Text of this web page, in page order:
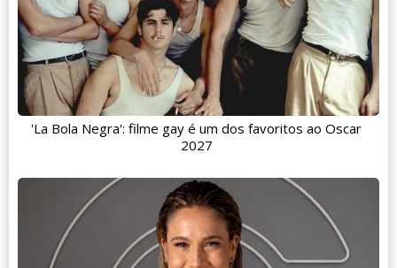
'La Bola Negra': filme gay é um dos favoritos ao Oscar
2027